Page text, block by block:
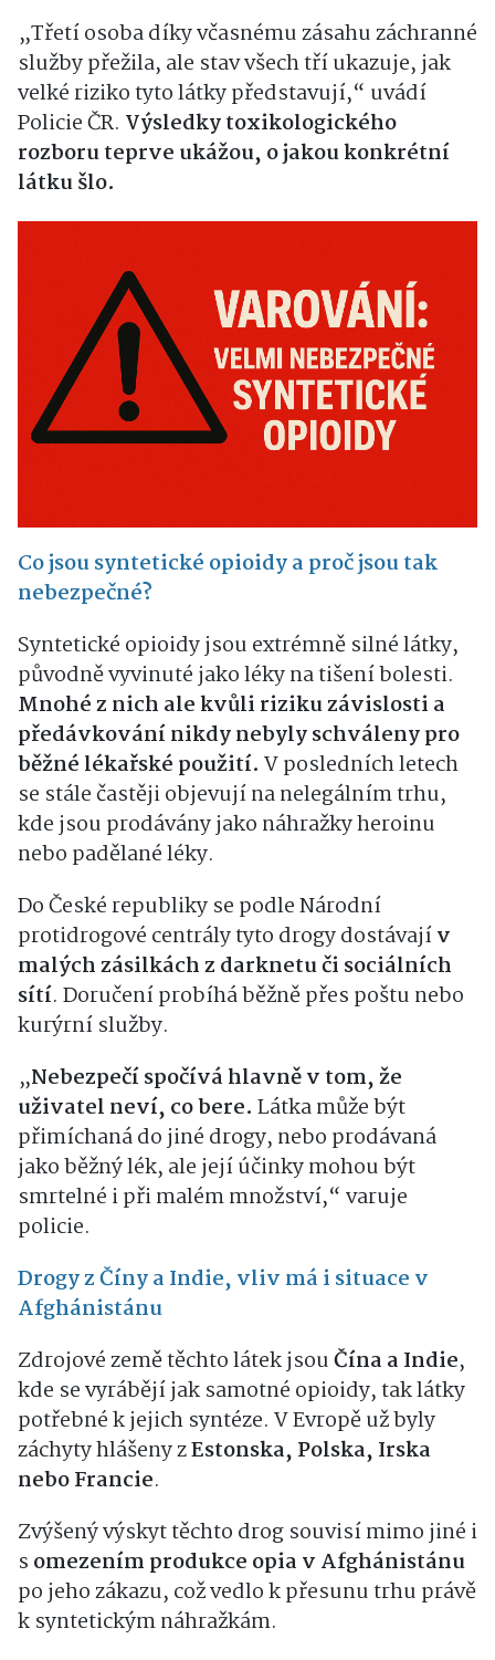
„Třetí osoba díky včasnému zásahu záchranné
služby přežila, ale stav všech tří ukazuje, jak
velké riziko tyto látky představují,“ uvádí
Policie ČR. Výsledky toxikologického
rozboru teprve ukážou, o jakou konkrétní
látku šlo.
Co jsou syntetické opioidy a proč jsou tak
nebezpečné?
Syntetické opioidy jsou extrémně silné látky,
původně vyvinuté jako léky na tišení bolesti.
Mnohé z nich ale kvůli riziku závislosti a
předávkování nikdy nebyly schváleny pro
běžné lékařské použití. V posledních letech
se stále častěji objevují na nelegálním trhu,
kde jsou prodávány jako náhražky heroinu
nebo padělané léky.
Do České republiky se podle Národní
protidrogové centrály tyto drogy dostávajív
malých zásilkách z darknetu či sociálních
sítí. Doručení probíhá běžně přes poštu nebo
kurýrní služby.
„Nebezpečí spočívá hlavně v tom, že
uživatel neví, co bere. Látka může být
přimíchaná do jiné drogy, nebo prodávaná
jako běžný lék, ale její účinky mohou být
smrtelné i při malém množství,“ varuje
policie.
Drogy z Číny a Indie, vliv má i situace v
Afghánistánu
Zdrojové země těchto látek jsouČína a Indie,
kde se vyrábějí jak samotné opioidy, tak látky
potřebné k jejich syntéze. V Evropě už byly
záchyty hlášeny zEstonska, Polska, Irska
nebo Francie.
Zvýšený výskyt těchto drog souvisí mimo jiné i
s omezením produkce opia v Afghánistánu
po jeho zákazu, což vedlo k přesunu trhu právě
k syntetickým náhražkám.